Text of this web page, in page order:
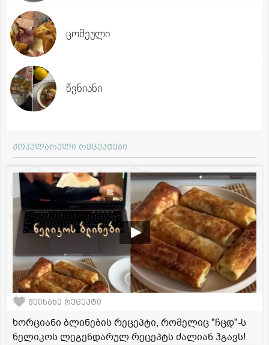
ცომეული
წვნიანი
პოპულარული რეცეპტები
შეინახე რეცეპტი
ხორციანი ბლინების რეცეპტი, რომელიც "ჩცდ"-ს
ნელიკოს ლეგენდარულ რეცეპტს ძალიან ჰგავს!